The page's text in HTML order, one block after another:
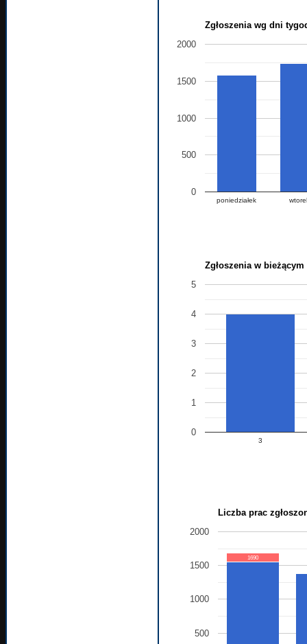
Zgłoszenia wg dni
poniedziałek
0
500
1000
1500
2000
Zgłoszenia w
3
0
1
2
3
4
5
Liczba prac
500
1000
1500
2000
1690